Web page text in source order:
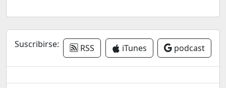
Suscribirse: RSS iTunes podcast